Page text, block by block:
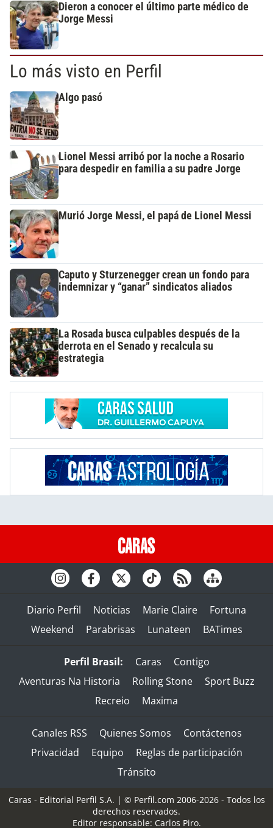
Dieron a conocer el último parte médico de
Jorge Messi
Lo más visto en Perfil
Algo pasó
Lionel Messi arribó por la noche a Rosario
para despedir en familia a su padre Jorge
Murió Jorge Messi, el papá de Lionel Messi
Caputo y Sturzenegger crean un fondo para
indemnizar y “ganar” sindicatos aliados
La Rosada busca culpables después de la
derrota en el Senado y recalcula su
estrategia
Diario Perfil Noticias Marie Claire
Fortuna
Weekend
Parabrisas Lunateen BATimes
Perfil Brasil: Caras
Contigo
Aventuras Na Historia
Rolling Stone
Sport Buzz
Recreio
Maxima
Canales RSS Quienes Somos
Contáctenos
Privacidad
Equipo
Reglas de participación
Tránsito
Caras - Editorial Perfil S.A. | © Perfil.com 2006-2026 - Todos los
derechos reservados.
Editor responsable: Carlos Piro.